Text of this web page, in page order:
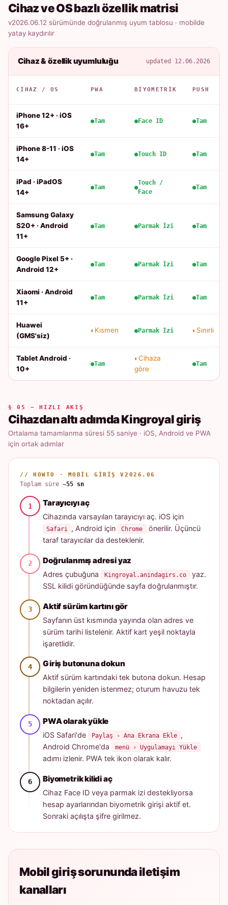
Cihaz ve OS bazlı özellik matrisi
v2026.06.12 sürümünde doğrulanmış uyum tablosu · mobilde
yatay kaydırılır
Cihaz & özellik uyumluluğu updated 12.06.2026
CIHAZ / OS PWA BIYOMETRIK PUSH
iPhone 12+ · iOS
16+
Tam Face ID Tam
iPhone 8-11 · iOS
14+
Tam Touch ID Tam
iPad · iPadOS
14+
Tam
Touch /
Face
Tam
Samsung Galaxy
S20+ · Android
11+
Tam Parmak İzi Tam
Google Pixel 5+ ·
Android 12+
Tam Parmak İzi Tam
Xiaomi · Android
11+
Tam Parmak İzi Tam
Huawei
(GMS'siz)
Kısmen Parmak İzi Sınırlı
Tablet Android ·
10+
Tam
Cihaza
göre
Tam
§ 05 — HIZLI AKIŞ
Cihazdan altı adımda Kingroyal giriş
Ortalama tamamlanma süresi 55 saniye · iOS, Android ve PWA
için ortak adımlar
// HOWTO · MOBIL GIRIŞ V2026.06
Toplam süre~55 sn
Tarayıcıyı aç
Cihazında varsayılan tarayıcıyı aç. iOS için
Safari , Android için Chrome
önerilir. Üçüncü
taraf tarayıcılar da desteklenir.
Doğrulanmış adresi yaz
Adres çubuğuna Kingroyal.anindagirs.co
yaz.
SSL kilidi göründüğünde sayfa doğrulanmıştır.
Aktif sürüm kartını gör
Sayfanın üst kısmında yayında olan adres ve
sürüm tarihi listelenir. Aktif kart yeşil noktayla
işaretlidir.
Giriş butonuna dokun
Aktif sürüm kartındaki tek butona dokun. Hesap
bilgilerin yeniden istenmez; oturum havuzu tek
noktadan açılır.
PWA olarak yükle
iOS Safari'de Paylaş › Ana Ekrana Ekle ,
Android Chrome'da
menü › Uygulamayı Yükle
adımı izlenir. PWA tek ikon olarak kalır.
Biyometrik kilidi aç
Cihaz Face ID veya parmak izi destekliyorsa
hesap ayarlarından biyometrik girişi aktif et.
Sonraki açılışta şifre girilmez.
Mobil giriş sorununda iletişim
kanalları